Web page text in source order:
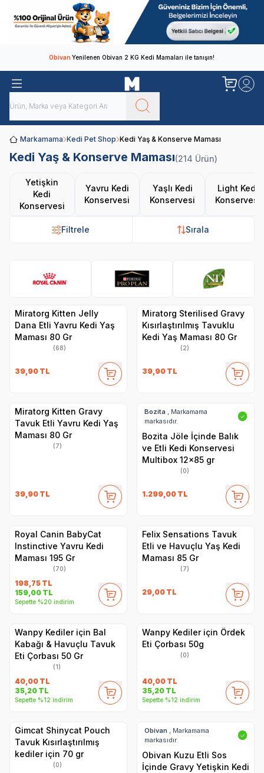
ObivanYenilenen Obivan 2 KG Kedi Mamaları ile tanışın!
Markamama Kedi Pet Shop Kedi Yaş & Konserve Maması
Kedi Yaş & Konserve Maması(214 Ürün)
Yetişkin
Kedi
Konservesi
Yavru Kedi
Konservesi
Yaşlı Kedi
Konservesi
Light Kedi
Konservesi
Filtrele Sırala
Miratorg Kitten Jelly
Dana Etli Yavru Kedi Yaş
Maması 80 Gr
(68)
39,90 TL
Miratorg Sterilised Gravy
Kısırlaştırılmış Tavuklu
Kedi Yaş Maması 80 Gr
(2)
39,90 TL
Miratorg Kitten Gravy
Tavuk Etli Yavru Kedi Yaş
Maması 80 Gr
(7)
39,90 TL
Bozita , Markamama
markasıdır.
✓
Bozita Jöle İçinde Balık
ve Etli Kedi Konservesi
Multibox 12x85 gr
(0)
1.299,00 TL
Royal Canin BabyCat
Instinctive Yavru Kedi
Maması 195 Gr
(70)
198,75 TL
159,00 TL
Sepette %20 indirim
Felix Sensations Tavuk
Etli ve Havuçlu Yaş Kedi
Maması 85 Gr
(7)
29,00 TL
Wanpy Kediler için Bal
Kabağı & Havuçlu Tavuk
Eti Çorbası 50 Gr
(1)
40,00 TL
35,20 TL
Sepette %12 indirim
Wanpy Kediler için Ördek
Eti Çorbası 50g
(0)
40,00 TL
35,20 TL
Sepette %12 indirim
Gimcat Shinycat Pouch
Tavuk Kısırlaştırılmış
kediler için 70 gr
(0)
Obivan , Markamama
markasıdır.
✓
Obivan Kuzu Etli Sos
İçinde Gravy Yetişkin Kedi